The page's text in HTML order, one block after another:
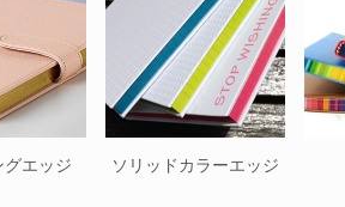
エッジ ソリッドカラーエッジ